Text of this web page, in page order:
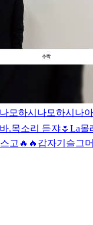
모하시나모하시나아
.목소리 듣쟈🌷 La몰
고🔥🔥 갑자기 슬그